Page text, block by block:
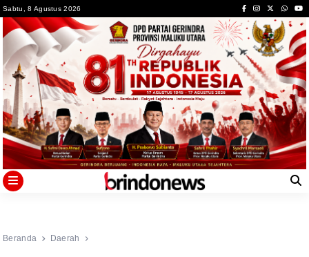
to
content
Sabtu, 8 Agustus 2026
Beranda Daerah